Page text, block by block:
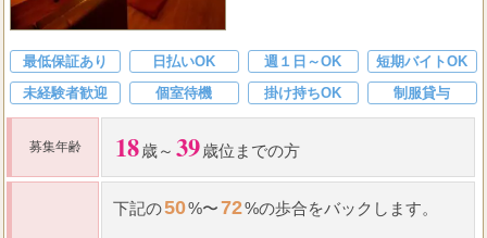
最低保証あり 日払いOK 週１日～OK
短期バイトOK
未経験者歓迎
個室待機 掛け持ちOK 制服貸与
募集年齢 18歳～ 39歳位までの方
下記の50%〜72%の歩合をバックします。